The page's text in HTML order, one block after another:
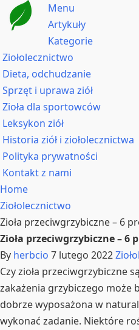
Menu
Artykuły
Kategorie
Ziołolecznictwo
Dieta, odchudzanie
Sprzęt i uprawa ziół
Zioła dla sportowców
Leksykon ziół
Historia ziół i ziołolecznictwa
Polityka prywatności
Kontakt z nami
Home
Ziołolecznictwo
Zioła przeciwgrzybiczne – 6
Zioła przeciwgrzybiczne – 6
By herbcio 7 lutego 2022
Czy zioła przeciwgrzybiczne
zakażenia grzybiczego może
dobrze wyposażona w
wykonać zadanie. Niektóre